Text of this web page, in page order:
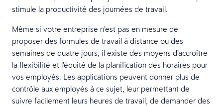
stimule la productivité des journées de travail.
Même si votre entreprise n’est pas en mesure de
proposer des formules de travail à distance ou des
semaines de quatre jours, il existe des moyens d’accroître
la flexibilité et l’équité de la planification des horaires pour
vos employés. Les applications peuvent donner plus de
contrôle aux employés à ce sujet, leur permettant de
suivre facilement leurs heures de travail, de demander des